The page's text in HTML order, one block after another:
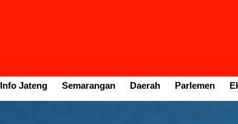
Info Jateng Semarangan Daerah Parlemen